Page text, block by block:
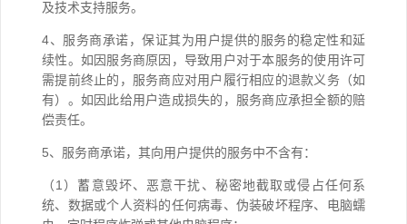
及技术支持服务。
4、服务商承诺，保证其为用户提供的服务的稳定性和延
续性。如因服务商原因，导致用户对于本服务的使用许可
需提前终止的，服务商应对用户履行相应的退款义务（如
有）。如因此给用户造成损失的，服务商应承担全额的赔
偿责任。
5、服务商承诺，其向用户提供的服务中不含有：
（1）蓄意毁坏、恶意干扰、秘密地截取或侵占任何系
统、数据或个人资料的任何病毒、伪装破坏程序、电脑蠕